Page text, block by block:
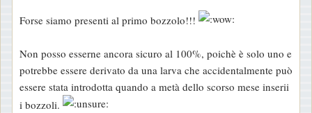
a
g
i
o
Forse siamo presenti al primo bozzolo!!!
Non posso esserne ancora sicuro al 100%, poichè è solo uno e
potrebbe essere derivato da una larva che accidentalmente può
essere stata introdotta quando a metà dello scorso mese inserii
i bozzoli.